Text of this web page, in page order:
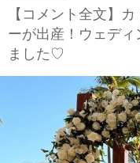
【コメント全文】
ーが出産！ウェデ
ました♡